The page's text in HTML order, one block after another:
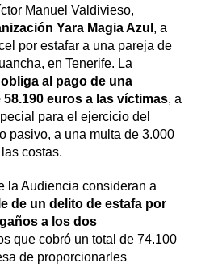
Manuel Valdivieso,
Yara Magia Azul , a
por estafar a una pareja de
en Tenerife. La
obliga al pago de una
euros a las víctimas, a
para el ejercicio del
pasivo, a una multa de 3.000
costas.
la Audiencia consideran a
de un delito de estafa por
a los dos
que cobró un total de 74.100
de proporcionarles